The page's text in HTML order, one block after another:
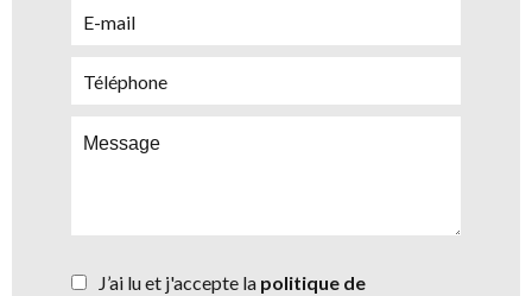
J’ai lu et j'accepte la politique de